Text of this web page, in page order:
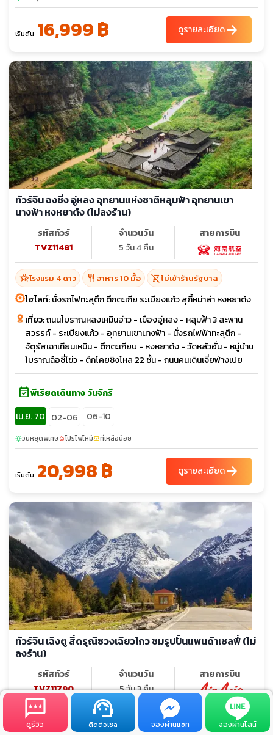
เริ่มต้น 16,999 ฿ ดูรายละเอียดarrow_forward
ทัวร์จีน ฉงชิ่ง อู่หลง อุทยานแห่งชาติหลุมฟ้า อุทยานเขา
นางฟ้า หงหยาต้ง (ไม่ลงร้าน)
รหัสทัวร์
TVZ11481
จำนวนวัน
5 วัน 4 คืน
สายการบิน
hotel_classโรงแรม 4 ดาว restaurant อาหาร 10 มื้อ shopping_cart_offไม่เข้าร้านรัฐบาล
ไฮไลท์:นั่งรถไฟทะลุตึก ตึกตะเกีย ระเบียงแก้ว สุกี้หม่าล่า หงหยาต้ง
เที่ยว:ถนนโบราณหลงเหมินฮ่าว - เมืองอู่หลง - หลุมฟ้า 3 สะพาน
สวรรค์ - ระเบียงแก้ว - อุทยานเขานางฟ้า - นั่งรถไฟฟ้าทะลุตึก -
จัตุรัสเฉาเทียนเหมิน - ตึกตะเกียบ - หงหยาต้ง - วัดหลัวฮั่น - หมู่บ้าน
โบราณฉือซี่โข่ว - ตึกโคยซิงโหล 22 ชั้น - ถนนคนเดินเจี่ยฟ่างเปย
event_availableพีเรียดเดินทาง วันจักรี
เม.ย. 70 02-06 06-10
sunnyวันหยุดพิเศษlocal_fire_departmentโปรไฟไหม้confirmation_numberที่เหลือน้อย
เริ่มต้น 20,998 ฿ ดูรายละเอียดarrow_forward
ทัวร์จีน เฉิงตู สี่ดรุณีซวงเฉียวโกว ชมรูปปั้นแพนด้าเซลฟี่ (ไม่
ลงร้าน)
รหัสทัวร์
TVZ11790
จำนวนวัน
5 วัน 3 คืน
สายการบิน
hotel_class โรงแรม 4 ดาว restaurant อาหาร 9 มื้อ ไม่เข้าร้านรัฐบาล
ดูรีวิว ติดต่อเซล จองผ่านแชท จองผ่านไลน์